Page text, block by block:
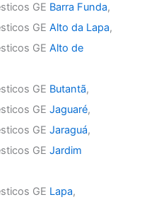
GE Barra Funda,
GEAlto da Lapa,
GEAlto de
GE Butantã,
GEJaguaré,
GEJaraguá,
GEJardim
GE Lapa,